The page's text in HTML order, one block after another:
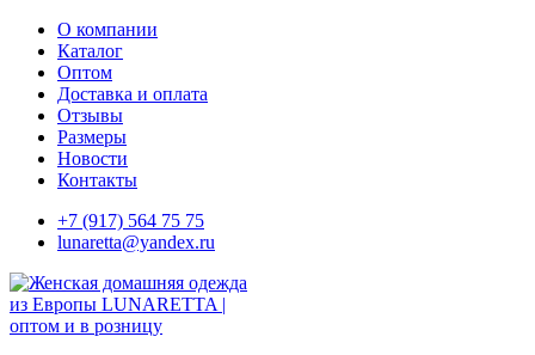
Skip
content
О компании
Каталог
Оптом
Доставка и оплата
Отзывы
Размеры
Новости
Контакты
+7 (917) 564 75 75
lunaretta@yandex.ru